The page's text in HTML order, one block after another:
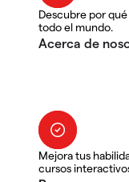
Descubre por
todo el mundo.
Mejora tus
cursos